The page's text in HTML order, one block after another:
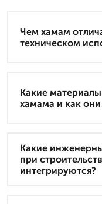
Чем хамам
техническом
Какие
хамама и как
Какие
при
интегрируются?